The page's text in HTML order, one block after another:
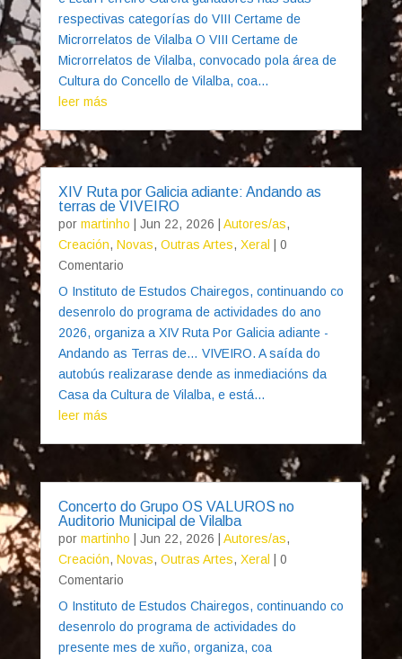
respectivas categorías do VIII Certame de
Microrrelatos de Vilalba O VIII Certame de
Microrrelatos de Vilalba, convocado pola área de
Cultura do Concello de Vilalba, coa...
leer más
XIV Ruta por Galicia adiante: Andando as
terras de VIVEIRO
por martinho Jun 22, 2026 Autores/as,
Creación, Novas, Outras Artes, Xeral
| 0
Comentario
O Instituto de Estudos Chairegos, continuando co
desenrolo do programa de actividades do ano
2026, organiza a XIV Ruta Por Galicia adiante -
Andando as Terras de… VIVEIRO. A saída do
autobús realizarase dende as inmediacións da
Casa da Cultura de Vilalba, e está...
leer más
Concerto do Grupo OS VALUROS no
Auditorio Municipal de Vilalba
por martinho Jun 22, 2026 Autores/as,
Creación, Novas, Outras Artes, Xeral
| 0
Comentario
O Instituto de Estudos Chairegos, continuando co
desenrolo do programa de actividades do
presente mes de xuño, organiza, coa